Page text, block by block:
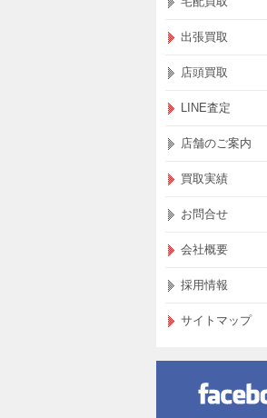
出張買取
店頭買取
LINE査定
店舗のご案内
買取実績
お問合せ
会社概要
採用情報
サイトマップ